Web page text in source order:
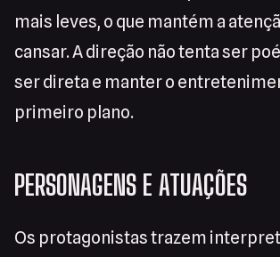
mais leves, o que mantém a
cansar. A direção não tenta ser
ser direta e manter o
primeiro plano.
PERSONAGENS E ATUAÇÕES
Os protagonistas trazem